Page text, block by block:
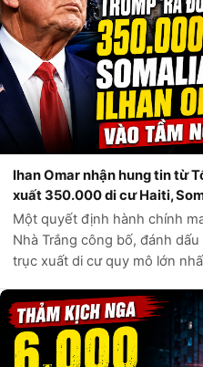
Ihan Omar nhận hung tin từ
xuất 350.000 di cư Haiti,
Một quyết định hành chính
Nhà Trắng công bố, đánh
trục xuất di cư quy mô lớn
An ninh Nội địa Hoa Kỳ,...